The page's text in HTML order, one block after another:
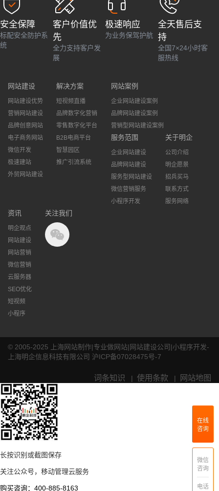
安全保障
标配安全防护系
统
客户价值优
先
全力支持客户发
展
极速响应
为业务保驾护航
全天售后支
持
全国7×24小时客
服热线
网站建设
网站建设优势
营销网站建设
品牌创意网站
电子商务网站
微信开发
极速建站
外贸网站建设
解决方案
短视频直播
品牌数字化营销
零售数字化平台
B2B电商平台
智慧园区
推广引流系统
网站案例
企业网站建设案例
品牌网站建设案例
营销型网站建设案例
服务范围
企业网站建设
品牌网站建设
服务型网站建设
微信营销服务
小程序开发
关于明企
公司介绍
明企愿景
招兵买马
联系方式
服务网络
资讯
明企观点
网站建设
网站营销
微信营销
云服务器
SEO优化
短视频
小程序
关注我们
© 2005-2025 上海网站制作|专业做网站|网站建设公司|小程序开发-
上海明企信息科技有限公司 沪ICP备07028475号-7
词条知识 | 使用条款 | 网站地图
长按识别或截图保存
关注公众号，移动管理云服务
购买咨询：400-885-8163
在线
咨询
微信
咨询
电话